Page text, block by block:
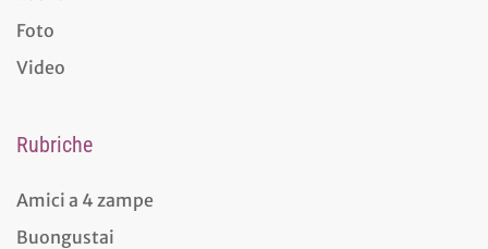
Foto
Video
Rubriche
Amici a 4 zampe
Buongustai